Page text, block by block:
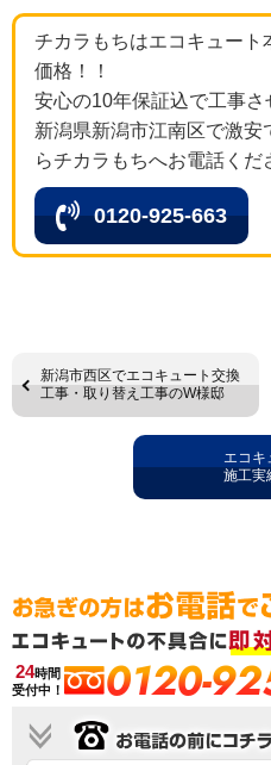
チカラもちはエコキュー
価格！！
安心の10年保証込で工事さ
新潟県新潟市江南区で激
らチカラもちへお電話くだ
0120-925-663
新潟市西区でエコキュート交換
工事・取り替え工事のW様邸
エコキ
施工実
24時間
受付中！
0120-